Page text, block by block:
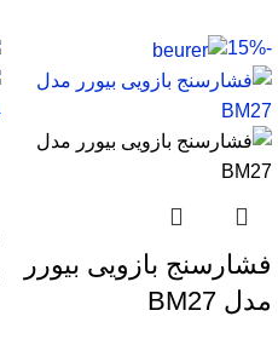
-15%
فشارسنج بازویی بیورر
مدل BM27